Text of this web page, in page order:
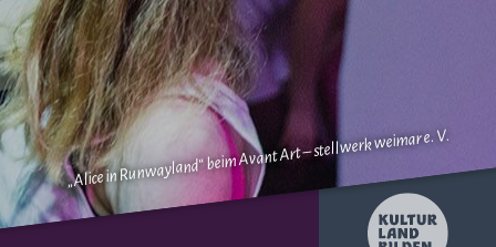
„Alice in Runwayland“ beim Avant Art – stellwerk weimar e. V.